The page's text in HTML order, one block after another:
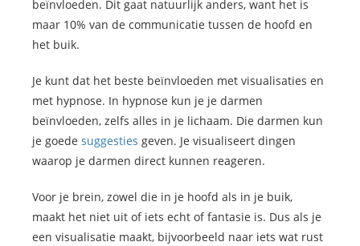
beïnvloeden. Dit gaat natuurlijk anders, want het is
maar 10% van de communicatie tussen de hoofd en
het buik.
Je kunt dat het beste beïnvloeden met visualisaties en
met hypnose. In hypnose kun je je darmen
beïnvloeden, zelfs alles in je lichaam. Die darmen kun
je goede suggesties geven. Je visualiseert dingen
waarop je darmen direct kunnen reageren.
Voor je brein, zowel die in je hoofd als in je buik,
maakt het niet uit of iets echt of fantasie is. Dus als je
een visualisatie maakt, bijvoorbeeld naar iets wat rust